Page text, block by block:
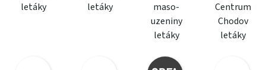
letáky
letáky
maso-
uzeniny
letáky
Centrum
Chodov
letáky